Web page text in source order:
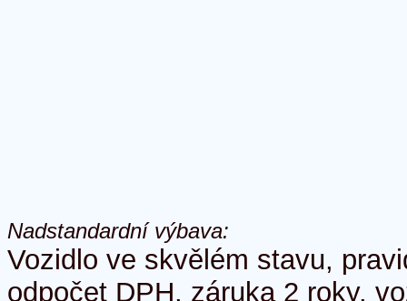
Nadstandardní výbava:
Vozidlo ve skvělém stavu,
odpočet DPH, záruka 2 roky,